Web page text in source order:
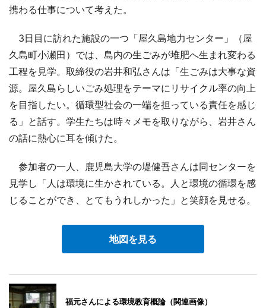
携わる仕事について考えた。
3日目に訪れた施設の一つ「屋久島地力センター」（屋
久島町小瀬田）では、島内の生ごみが堆肥へ生まれ変わる
工程を見学。取締役の岩井和弘さんは「生ごみは大事な資
源。屋久島らしいごみ処理をテーマにリサイクル率の向上
を目指したい。循環型社会の一端を担っている責任を感じ
る」と話す。学生たちは時々メモを取りながら、岩井さん
の話に熱心に耳を傾けた。
参加者の一人、鹿児島大学の堤健吾さんは同センターを
見学し「人は環境に生かされている。人と環境の循環を感
じることができ、とてもうれしかった」と笑顔を見せる。
地図を見る
福元さんによる環境教育概論（関連画像）